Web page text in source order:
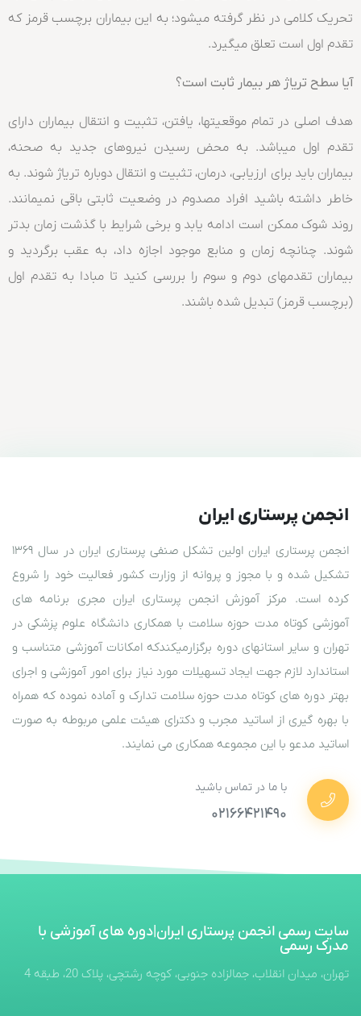
تحریک کلامی در نظر گرفته میشود؛ به این بیماران برچسب قرمز که
تقدم اول است تعلق میگیرد.
آیا سطح تریاژ هر بیمار ثابت است؟
هدف اصلی در تمام موقعیتها، یافتن، تثبیت و انتقال بیماران دارای
تقدم اول میباشد. به محض رسیدن نیروهای جدید به صحنه،
بیماران باید برای ارزیابی، درمان، تثبیت و انتقال دوباره تریاژ شوند. به
خاطر داشته باشید افراد مصدوم در وضعیت ثابتی باقی نمیمانند.
روند شوک ممکن است ادامه یابد و برخی شرایط با گذشت زمان بدتر
شوند. چنانچه زمان و منابع موجود اجازه داد، به عقب برگردید و
بیماران تقدمهای دوم و سوم را بررسی کنید تا مبادا به تقدم اول
(برچسب قرمز) تبدیل شده باشند.
سایت رسمی انجمن پرستاری ایران|دوره های آموزشی با
مدرک رسمی
تهران، میدان انقلاب، جمالزاده جنوبی، کوچه رشتچی، پلاک 20، طبقه 4
انجمن پرستاری ایران
انجمن پرستاری ایران اولین تشکل صنفی پرستاری ایران در سال ۱۳۶۹
تشکیل شده و با مجوز و پروانه از وزارت کشور فعالیت خود را شروع
کرده است. مرکز آموزش انجمن پرستاری ایران مجری برنامه های
آموزشی کوتاه مدت حوزه سلامت با همکاری دانشگاه علوم پزشکی در
تهران و سایر استانهای دوره برگزارمیکندکه امکانات آموزشی متناسب و
استاندارد لازم جهت ایجاد تسهیلات مورد نیاز برای امور آموزشی و اجرای
بهتر دوره های کوتاه مدت حوزه سلامت تدارک و آماده نموده که همراه
با بهره گیری از اساتید مجرب و دکترای هیئت علمی مربوطه به صورت
اساتید مدعو با این مجموعه همکاری می نمایند.
با ما در تماس باشید
۰۲۱۶۶۴۲۱۴۹۰